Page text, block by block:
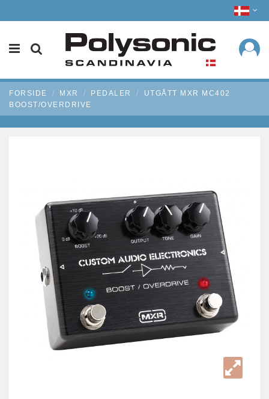
FORSIDE MXR PEDALER
UTGÅTT MXR MC402
BOOST/OVERDRIVE